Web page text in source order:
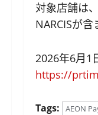
対象店舗は
NARCISが含
2026年6月1
https://
Tags: AEON